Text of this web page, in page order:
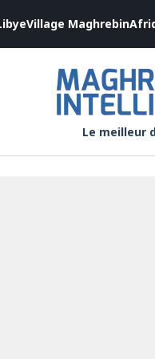
Village Maghrebin
Le meilleur